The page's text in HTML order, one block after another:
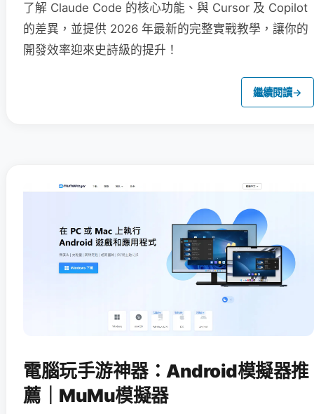
了解 Claude Code 的核心功能、與 Cursor 及 Copilot
的差異，並提供 2026 年最新的完整實戰教學，讓你的
開發效率迎來史詩級的提升！
繼續閱讀→
電腦玩手游神器：Android模擬器推
薦｜MuMu模擬器